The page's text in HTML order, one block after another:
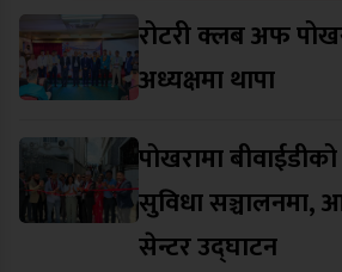
रोटरी क्लब अफ
अध्यक्षमा थापा
पोखरामा
सुविधा सञ्चालनमा,
सेन्टर उद्घाटन